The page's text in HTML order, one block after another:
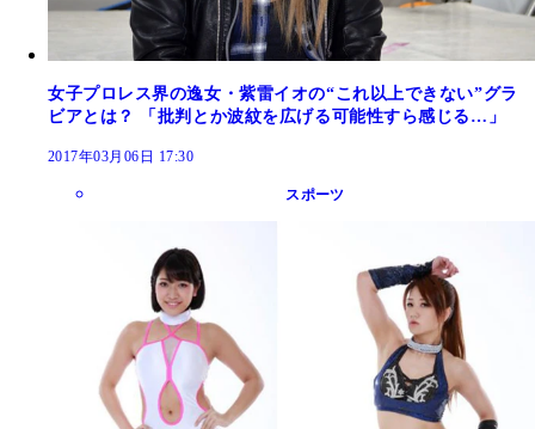
女子プロレス界の逸女・紫雷イオの“これ以上できない”グラ
ビアとは？ 「批判とか波紋を広げる可能性すら感じる…」
2017年03月06日 17:30
スポーツ